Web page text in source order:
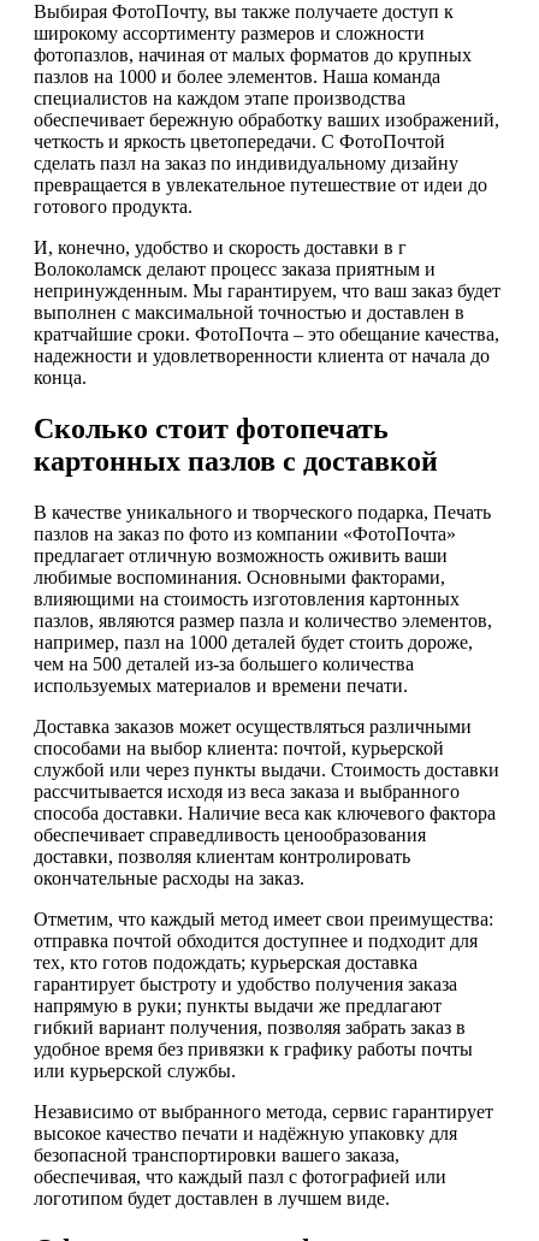
Выбирая ФотоПочту, вы также получаете доступ к
широкому ассортименту размеров и сложности
фотопазлов, начиная от малых форматов до крупных
пазлов на 1000 и более элементов. Наша команда
специалистов на каждом этапе производства
обеспечивает бережную обработку ваших изображений,
четкость и яркость цветопередачи. С ФотоПочтой
сделать пазл на заказ по индивидуальному дизайну
превращается в увлекательное путешествие от идеи до
готового продукта.
И, конечно, удобство и скорость доставки в г
Волоколамск делают процесс заказа приятным и
непринужденным. Мы гарантируем, что ваш заказ будет
выполнен с максимальной точностью и доставлен в
кратчайшие сроки. ФотоПочта – это обещание качества,
надежности и удовлетворенности клиента от начала до
конца.
Сколько стоит фотопечать
картонных пазлов с доставкой
В качестве уникального и творческого подарка, Печать
пазлов на заказ по фото из компании «ФотоПочта»
предлагает отличную возможность оживить ваши
любимые воспоминания. Основными факторами,
влияющими на стоимость изготовления картонных
пазлов, являются размер пазла и количество элементов,
например, пазл на 1000 деталей будет стоить дороже,
чем на 500 деталей из-за большего количества
используемых материалов и времени печати.
Доставка заказов может осуществляться различными
способами на выбор клиента: почтой, курьерской
службой или через пункты выдачи. Стоимость доставки
рассчитывается исходя из веса заказа и выбранного
способа доставки. Наличие веса как ключевого фактора
обеспечивает справедливость ценообразования
доставки, позволяя клиентам контролировать
окончательные расходы на заказ.
Отметим, что каждый метод имеет свои преимущества:
отправка почтой обходится доступнее и подходит для
тех, кто готов подождать; курьерская доставка
гарантирует быстроту и удобство получения заказа
напрямую в руки; пункты выдачи же предлагают
гибкий вариант получения, позволяя забрать заказ в
удобное время без привязки к графику работы почты
или курьерской службы.
Независимо от выбранного метода, сервис гарантирует
высокое качество печати и надёжную упаковку для
безопасной транспортировки вашего заказа,
обеспечивая, что каждый пазл с фотографией или
логотипом будет доставлен в лучшем виде.